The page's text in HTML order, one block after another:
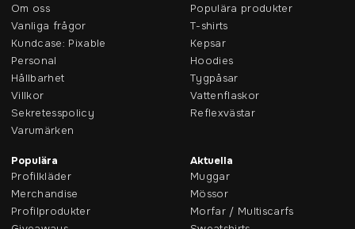
Om oss
Vanliga frågor
Kundcase: Pixable
Personal
Hållbarhet
Villkor
Sekretesspolicy
Varumärken
Populära produkter
T-shirts
Kepsar
Hoodies
Tygpåsar
Vattenflaskor
Reflexvästar
Populära
Profilkläder
Merchandise
Profilprodukter
Aktuella
Muggar
Mössor
Morfar / Multiscarfs